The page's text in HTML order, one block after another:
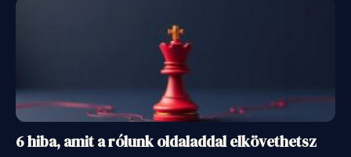
6 hiba, amit a rólunk oldaladdal elkövethetsz